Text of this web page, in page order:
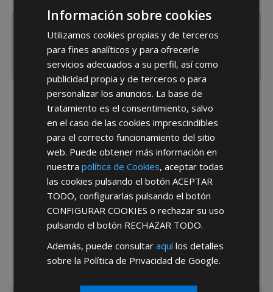
*Abstenerse particulares, sólo venta a tiendas y empresas minoristas y
mayoristas.
Información sobre cookies
Utilizamos cookies propias y de terceros
para fines analíticos y para ofrecerle
servicios adecuados a su perfil, así como
publicidad propia y de terceros o para
personalizar los anuncios. La base de
tratamiento es el consentimiento, salvo
en el caso de las cookies imprescindibles
para el correcto funcionamiento del sitio
web. Puede obtener más información en
nuestrapolítica de Cookies, aceptar todas
las cookies pulsando el botónACEPTAR
TODO, configurarlas pulsando el botón
CONFIGURAR COOKIES o rechazar su uso
pulsando el botón RECHAZAR TODO.
Además, puede consultaraquílos detalles
sobre la Política de Privacidad de Google.